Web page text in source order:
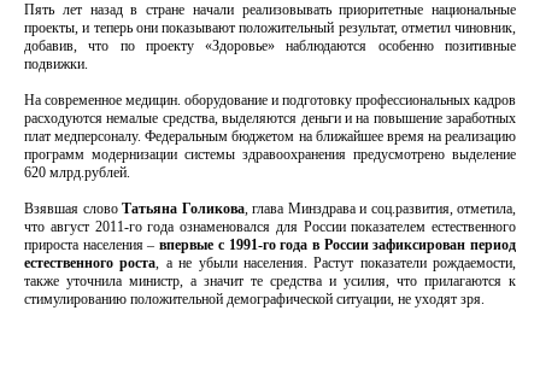
Пять лет назад в стране начали реализовывать приоритетные национальные
проекты, и теперь они показывают положительный результат, отметил чиновник,
добавив, что по проекту «Здоровье» наблюдаются особенно позитивные
подвижки.
На современное медицин. оборудование и подготовку профессиональных кадров
расходуются немалые средства, выделяются деньги и на повышение заработных
плат медперсоналу. Федеральным бюджетом на ближайшее время на реализацию
программ модернизации системы здравоохранения предусмотрено выделение
620 млрд.рублей.
Взявшая слово Татьяна Голикова, глава Минздрава и соц.развития, отметила,
что август 2011-го года ознаменовался для России показателем естественного
прироста населения –впервые с 1991-го года в России зафиксирован период
естественного роста, а не убыли населения. Растут показатели рождаемости,
также уточнила министр, а значит те средства и усилия, что прилагаются к
стимулированию положительной демографической ситуации, не уходят зря.